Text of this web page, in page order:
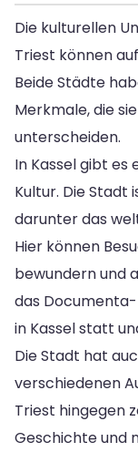
Die kulturellen
Triest können
Beide Städte
Merkmale, die
unterscheiden.
In Kassel gibt es
Kultur. Die Stadt
darunter das
Hier können
bewundern und
das
in Kassel statt
Die Stadt hat
verschiedenen
Triest hingegen
Geschichte und